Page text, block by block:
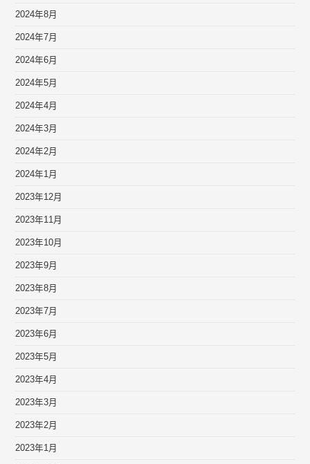
2024年8月
2024年7月
2024年6月
2024年5月
2024年4月
2024年3月
2024年2月
2024年1月
2023年12月
2023年11月
2023年10月
2023年9月
2023年8月
2023年7月
2023年6月
2023年5月
2023年4月
2023年3月
2023年2月
2023年1月